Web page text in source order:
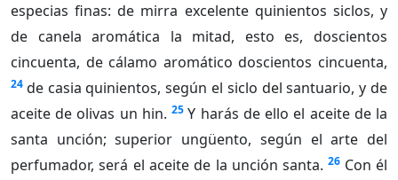
especias finas: de mirra excelente quinientos siclos, y
de canela aromática la mitad, esto es, doscientos
cincuenta, de cálamo aromático doscientos cincuenta,
24 de casia quinientos, según el siclo del santuario, y de
aceite de olivas un hin. 25 Y harás de ello el aceite de la
santa unción; superior ungüento, según el arte del
perfumador, será el aceite de la unción santa. 26 Con él